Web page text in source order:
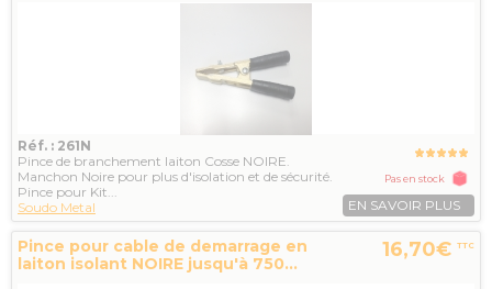
Réf. : 261N
Pince de branchement laiton Cosse NOIRE.
Manchon Noire pour plus d'isolation et de sécurité.
Pince pour Kit...
Soudo Metal
Pas en stock
EN SAVOIR PLUS
Pince pour cable de demarrage en
laiton isolant NOIRE jusqu'à 750...
16,70€ TTC